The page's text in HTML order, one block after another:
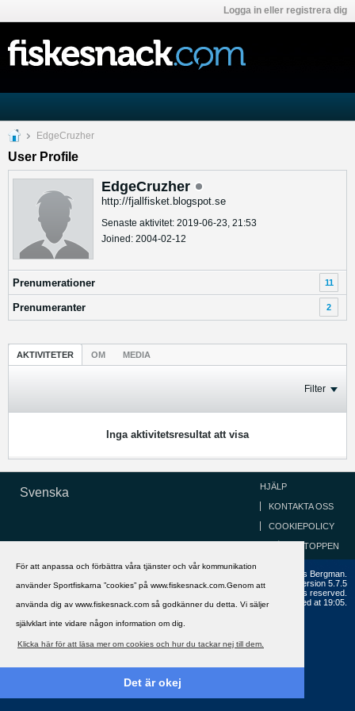
För att anpassa och förbättra våra tjänster och vår kommunikation
använder Sportfiskarna ”cookies” på www.fiskesnack.com.Genom att
använda dig av www.fiskesnack.com så godkänner du detta. Vi säljer
självklart inte vidare någon information om dig.
Klicka här för att läsa mer om cookies och hur du tackar nej till dem.
Det är okej
Logga in eller registrera dig
EdgeCruzher
User Profile
EdgeCruzher
http://fjallfisket.blogspot.se
Senaste aktivitet: 2019-06-23, 21:53
Joined: 2004-02-12
Prenumerationer 11
Prenumeranter 2
AKTIVITETER OM MEDIA
Filter
Inga aktivitetsresultat att visa
Svenska HJÄLP
KONTAKTA OSS
COOKIEPOLICY
GÅ TILL TOPPEN
Copyright ©2002 - 2021, FiskeSnack.com. Grundad 2002 av Anders Bergman.
Powered byvBulletin®
Version 5.7.5
Copyright © 2026 MH Sub I, LLC dba vBulletin. All rights reserved.
All times are GMT+1. This page was generated at 19:05.